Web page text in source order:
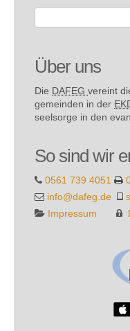
Über uns
Die DAFEG vereint
gemeinden in der
seel­sorge in den
So sind wir
0561 739 4051
info@dafeg.de
Impressum